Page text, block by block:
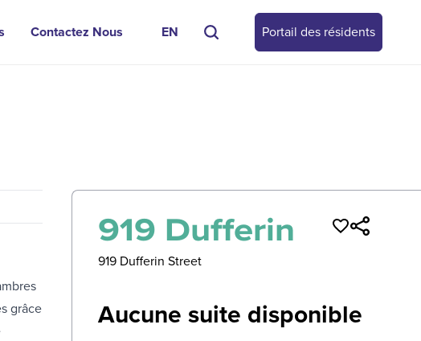
Contactez Nous EN Portail des résidents
0/0
919 Dufferin
919 Dufferin Street
Aucune suite disponible
grâce